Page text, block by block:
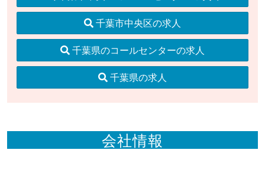
千葉市中央区の求人
千葉県のコールセンターの求人
千葉県の求人
会社情報